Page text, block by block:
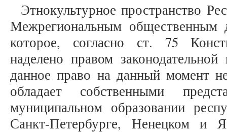
Этнокультурное пространство
Межрегиональным
которое, согласно ст. 75
наделено правом
данное право на данный момент
обладает собственными
муниципальном образовании
Санкт-Петербурге, Ненецком и